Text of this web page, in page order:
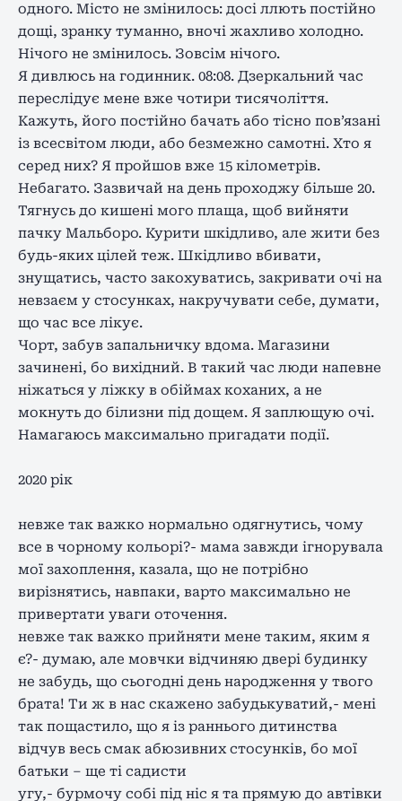
одного. Місто не змінилось: досі ллють постійно
дощі, зранку туманно, вночі жахливо холодно.
Нічого не змінилось. Зовсім нічого.
Я дивлюсь на годинник. 08:08. Дзеркальний час
переслідує мене вже чотири тисячоліття.
Кажуть, його постійно бачать або тісно пов’язані
із всесвітом люди, або безмежно самотні. Хто я
серед них? Я пройшов вже 15 кілометрів.
Небагато. Зазвичай на день проходжу більше 20.
Тягнусь до кишені мого плаща, щоб вийняти
пачку Мальборо. Курити шкідливо, але жити без
будь-яких цілей теж. Шкідливо вбивати,
знущатись, часто закохуватись, закривати очі на
невзаєм у стосунках, накручувати себе, думати,
що час все лікує.
Чорт, забув запальничку вдома. Магазини
зачинені, бо вихідний. В такий час люди напевне
ніжаться у ліжку в обіймах коханих, а не
мокнуть до білизни під дощем. Я заплющую очі.
Намагаюсь максимально пригадати події.
2020 рік
невже так важко нормально одягнутись, чому
все в чорному кольорі?- мама завжди ігнорувала
мої захоплення, казала, що не потрібно
вирізнятись, навпаки, варто максимально не
привертати уваги оточення.
невже так важко прийняти мене таким, яким я
є?- думаю, але мовчки відчиняю двері будинку
не забудь, що сьогодні день народження у твого
брата! Ти ж в нас скажено забудькуватий,- мені
так пощастило, що я із раннього дитинства
відчув весь смак абюзивних стосунків, бо мої
батьки – ще ті садисти
угу,- бурмочу собі під ніс я та прямую до автівки